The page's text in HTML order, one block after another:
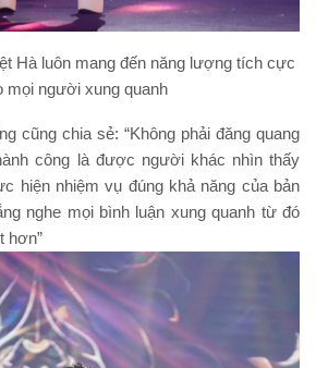
Hà luôn mang đến năng lượng tích cực
mọi người xung quanh
cũng chia sẻ: “Không phải đăng quang
công là được người khác nhìn thấy
hiện nhiệm vụ đúng khả năng của bản
nghe mọi bình luận xung quanh từ đó
hơn”